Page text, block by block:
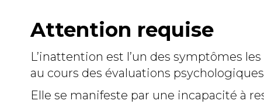
Attention requise
L’inattention est l’un des symptômes
au cours des évaluations
Elle se manifeste par une incapacité à